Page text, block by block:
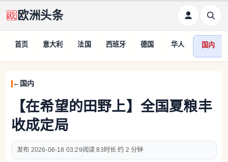
欧洲头条
首页 意大利 法国 西班牙 德国 华人 国内
国内
【在希望的田野上】全国夏粮丰
收成定局
2026-06-18 03:29 83 约 2 分钟